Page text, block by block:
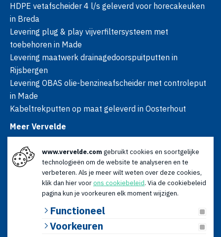
HDPE vetafscheider 4 l/s geleverd voor horecakeuken
in Breda
Levering plug & play vijverfiltersysteem met
toebehoren in Made
Levering maatwerk drainagedoorspuitputten in
Rijsbergen
Levering OBAS olie-benzineafscheider met controleput
in Made
Kabeltrekputten op maat geleverd in Oosterhout
Meer Vervelde
Nieuws
Advies
Openingstijden
Ma t/m vr: 08:00 - 17:00
Za: 09:00 - 12:30
© 2026 Vervelde | KvK: 18120179 | BTW: NL009066196B01 |
www.vervelde.com gebruikt cookies en soortgelijke
technologieën om de website te analyseren en te
verbeteren. Als je meer wilt weten over deze cookies,
klik dan hier voorons cookiebeleid. Via de cookiebeleid
pagina kun je voorkeuren elk moment wijzigen.
Functioneel
Voorkeuren